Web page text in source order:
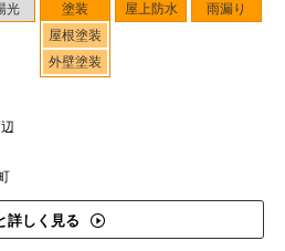
光
塗装
屋根塗装
外壁塗装
屋上防水 雨漏り
詳しく見る